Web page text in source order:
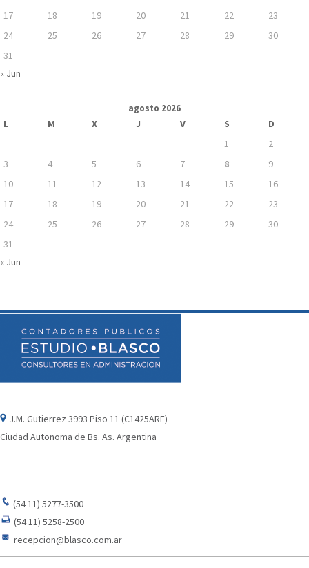
17
18 19 20 21 22
23
24
25 26 27 28 29
30
31
« Jun
agosto 2026
L M X J V S
D
1
2
3
4 5 6 7 8
9
10
11 12 13 14 15
16
17
18 19 20 21 22
23
24
25 26 27 28 29
30
31
« Jun
J.M. Gutierrez 3993 Piso 11 (C1425ARE)
Ciudad Autonoma de Bs. As. Argentina
(54 11) 5277-3500
(54 11) 5258-2500
recepcion@blasco.com.ar